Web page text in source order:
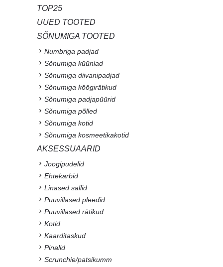
TOP25
UUED TOOTED
SÕNUMIGA TOOTED
Numbriga padjad
Sõnumiga küünlad
Sõnumiga diivanipadjad
Sõnumiga köögirätikud
Sõnumiga padjapüürid
Sõnumiga põlled
Sõnumiga kotid
Sõnumiga kosmeetikakotid
AKSESSUAARID
Joogipudelid
Ehtekarbid
Linased sallid
Puuvillased pleedid
Puuvillased rätikud
Kotid
Kaarditaskud
Pinalid
Scrunchie/patsikumm